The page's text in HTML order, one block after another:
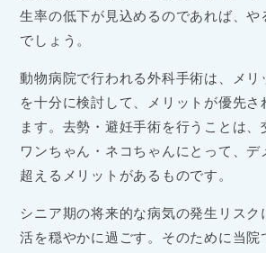
生率の低下が見込めるのであれば、や
でしょう。
動物病院で行われる外科手術は、メリ
を十分に検討して、メリットが優先さ
ます。去勢・避妊手術を行うことは、
ワンちゃん・ネコちゃんにとって、デ
超えるメリットがあるものです。
シニア期の将来的な病気の発生リスク
活を穏やかに過ごす。そのために当院